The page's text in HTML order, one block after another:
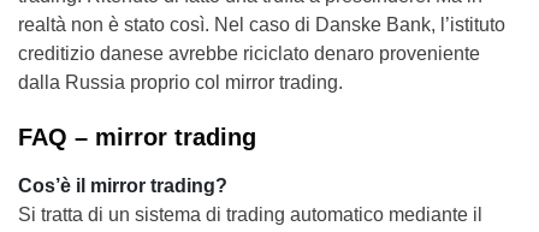
realtà non è stato così. Nel caso di Danske Bank, l’istituto
creditizio danese avrebbe riciclato denaro proveniente
dalla Russia proprio col mirror trading.
FAQ – mirror trading
Cos’è il mirror trading?
Si tratta di un sistema di trading automatico mediante il